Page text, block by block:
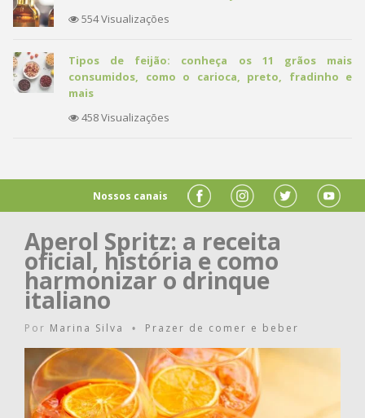
554 Visualizações
Tipos de feijão: conheça os 11 grãos mais
consumidos, como o carioca, preto, fradinho e
mais
458 Visualizações
Nossos canais
Aperol Spritz: a receita
oficial, história e como
harmonizar o drinque
italiano
Por Marina Silva • Prazer de comer e beber